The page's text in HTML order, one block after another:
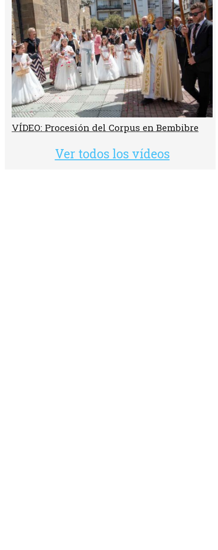
VÍDEO: Procesión del Corpus en Bembibre
Ver todos los vídeos